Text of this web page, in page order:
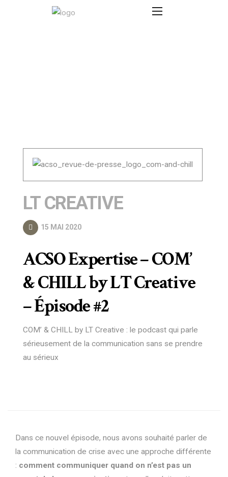
LT CREATIVE
15 MAI 2020
ACSO Expertise – COM’
& CHILL by LT Creative
– Épisode #2
COM’ & CHILL by LT Creative : le podcast qui parle
sérieusement de la communication sans se prendre
au sérieux
Dans ce nouvel épisode, nous avons souhaité parler de
la communication de crise avec une approche différente
: comment communiquer quand on n’est pas un